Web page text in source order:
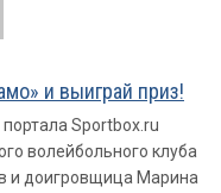
и выиграй приз!
портала Sportbox.ru
волейбольного клуба
и доигровщица Марина